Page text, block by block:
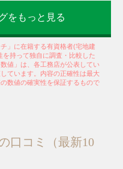
をもっと見る
」に在籍する有資格者(宅地建
持って独自に調査・比較した
値」は、各工務店が公表してい
ています。内容の正確性は最大
数値の確実性を保証するもので
口コミ（最新10